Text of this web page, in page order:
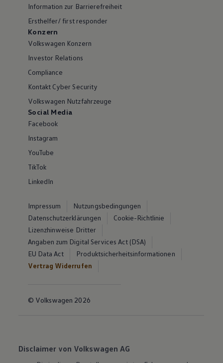
Information zur Barrierefreiheit
Ersthelfer/ first responder
Konzern
Volkswagen Konzern
Investor Relations
Compliance
Kontakt Cyber Security
Volkswagen Nutzfahrzeuge
Social Media
Facebook
Instagram
YouTube
TikTok
LinkedIn
Impressum
Nutzungsbedingungen
Datenschutzerklärungen
Cookie-Richtlinie
Lizenzhinweise Dritter
Angaben zum Digital Services Act (DSA)
EU Data Act
Produktsicherheitsinformationen
Vertrag Widerrufen
© Volkswagen 2026
Disclaimer von Volkswagen AG